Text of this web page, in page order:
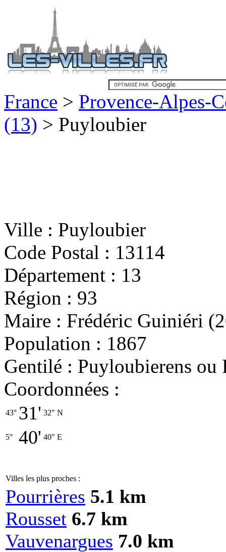
France > Provence-Alpes-
(13) > Puyloubier
Ville : Puyloubier
Code Postal : 13114
Département : 13
Région : 93
Maire : Frédéric Guiniéri
Population : 1867
Gentilé : Puyloubierens ou
Coordonnées :
43° 31' 32" N
5° 40' 40" E
Villes les plus proches :
Pourrières 5.1 km
Rousset 6.7 km
Vauvenargues 7.0 km